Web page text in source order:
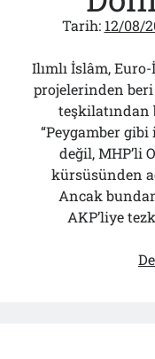
Tarih: 12/08/
Ilımlı İslâm,
projelerinden
teşkilatından
“Peygamber
değil, MHP’li
kürsüsünden
Ancak
AKP’liye